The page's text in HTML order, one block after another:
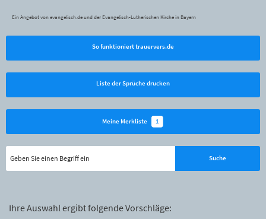
Ein Angebot von evangelisch.de und der Evangelisch-Lutherischen Kirche in Bayern
So funktioniert trauervers.de
Liste der Sprüche drucken
Meine Merkliste 1
Ihre Auswahl ergibt folgende Vorschläge: